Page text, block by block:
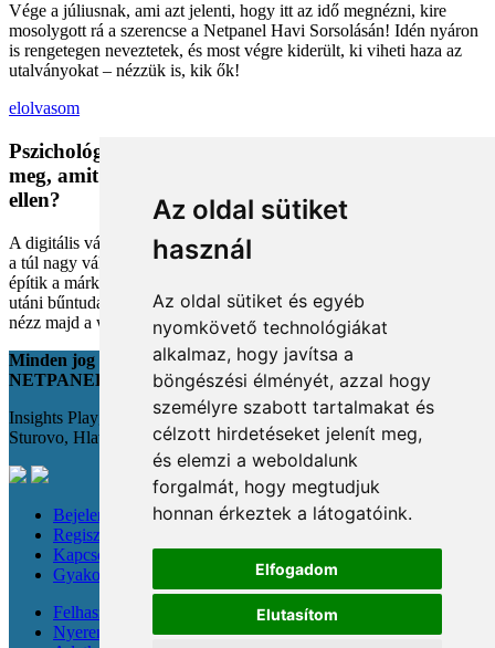
Az oldal sütiket
használ
Az oldal sütiket és egyéb
nyomkövető technológiákat
alkalmaz, hogy javítsa a
böngészési élményét, azzal hogy
személyre szabott tartalmakat és
célzott hirdetéseket jelenít meg,
és elemzi a weboldalunk
forgalmát, hogy megtudjuk
honnan érkeztek a látogatóink.
Elfogadom
Elutasítom
Vége a júliusnak, ami azt jelenti, hogy itt az idő megnézni, kire
mosolygott rá a szerencse a Netpanel Havi Sorsolásán! Idén nyáron
is rengetegen neveztetek, és most végre kiderült, ki viheti haza az
utalványokat – nézzük is, kik ők!
elolvasom
Pszichológiai trükkök a kosárban: Miért vesszük
meg, amit megveszünk, és mit tehetünk a bűntudat
ellen?
A digitális vásárlás kényelmes, de tele van pszichológiai csapdákkal
a túl nagy választéktól a hosszas böngészésig. Megmutatjuk, hogyan
építik a márkák a bizalmadat online, és miként kerüld el a vásárlás
utáni bűntudatot tudatos döntésekkel. Készülj fel, hogy máshogy
nézz majd a webshopokra!
Minden jog fenntartva
NETPANEL
Insights Playground s.r.o.;
Sturovo, Hlavná 22., 943 01
Bejelentkezés
Regisztráció
Kapcsolat
Gyakori kérdések
Felhasználási feltételek
Nyereménysorsolási szabályzat